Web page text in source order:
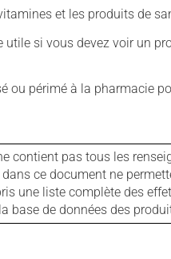
et les produits de
si vous devez voir un
ou périmé à la pharmacie
contient pas tous les
ce document ne
une liste complète des
de données des